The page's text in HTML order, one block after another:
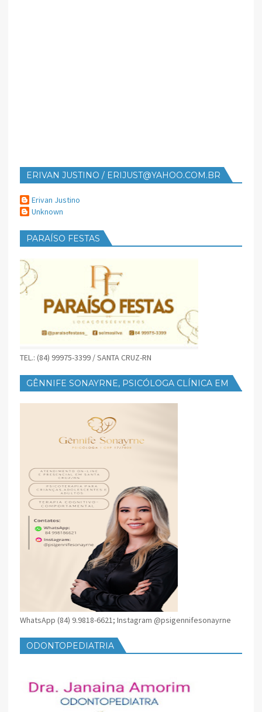
ERIVAN JUSTINO / ERIJUST@YAHOO.COM.BR
Erivan Justino
Unknown
PARAÍSO FESTAS
TEL.: (84) 99975-3399 / SANTA CRUZ-RN
GÊNNIFE SONAYRNE, PSICÓLOGA CLÍNICA EM
WhatsApp (84) 9.9818-6621; Instagram @psigennifesonayrne
ODONTOPEDIATRIA